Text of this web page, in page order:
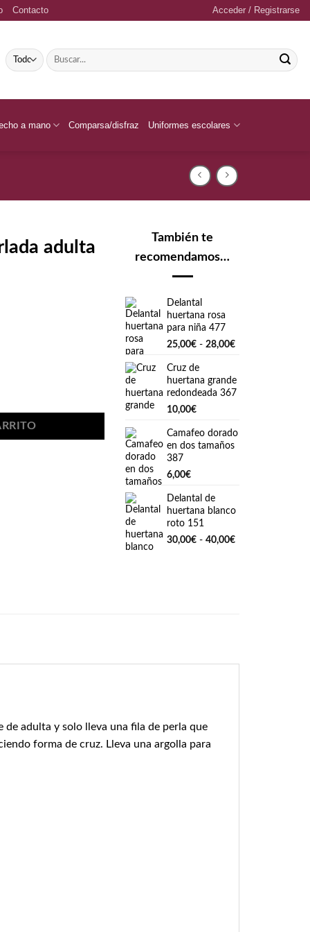
Contacto Acceder / Registrarse
Buscar
por:
a mano Comparsa/disfraz Uniformes escolares
adulta
También te
recomendamos…
Delantal
huertana rosa
para niña 477
25,00€ - 28,00€Rango
desde
Cruz de
huertana grande
redondeada 367
10,00€
Camafeo dorado
en dos tamaños
387
6,00€
Delantal de
huertana blanco
roto 151
30,00€ - 40,00€Rango
adulta y solo lleva una fila de perla que
forma de cruz. Lleva una argolla para